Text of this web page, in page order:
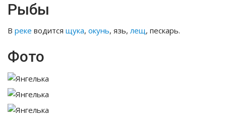
Рыбы
В реке водится щука, окунь, язь,лещ, пескарь.
Фото